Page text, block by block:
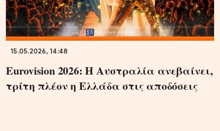
15.05.2026, 14:48
Eurovision 2026: Η Αυστραλία ανεβαίνει,
τρίτη πλέον η Ελλάδα στις αποδόσεις